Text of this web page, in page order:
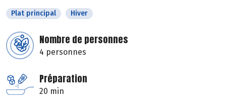
Plat principal Hiver
Nombre de personnes
4 personnes
Préparation
20 min